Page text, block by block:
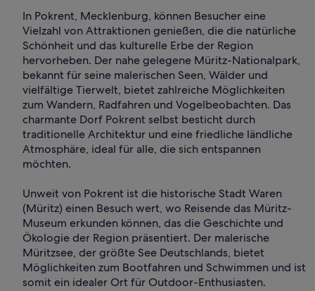
In Pokrent, Mecklenburg, können Besucher eine
Vielzahl von Attraktionen genießen, die die natürliche
Schönheit und das kulturelle Erbe der Region
hervorheben. Der nahe gelegene Müritz-Nationalpark,
bekannt für seine malerischen Seen, Wälder und
vielfältige Tierwelt, bietet zahlreiche Möglichkeiten
zum Wandern, Radfahren und Vogelbeobachten. Das
charmante Dorf Pokrent selbst besticht durch
traditionelle Architektur und eine friedliche ländliche
Atmosphäre, ideal für alle, die sich entspannen
möchten.
Unweit von Pokrent ist die historische Stadt Waren
(Müritz) einen Besuch wert, wo Reisende das Müritz-
Museum erkunden können, das die Geschichte und
Ökologie der Region präsentiert. Der malerische
Müritzsee, der größte See Deutschlands, bietet
Möglichkeiten zum Bootfahren und Schwimmen und ist
somit ein idealer Ort für Outdoor-Enthusiasten.